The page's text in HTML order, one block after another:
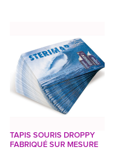
TAPIS SOURIS DROPPY
FABRIQUÉ SUR MESURE